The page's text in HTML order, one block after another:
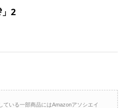
2
いる一部商品にはAmazonアソシエイ